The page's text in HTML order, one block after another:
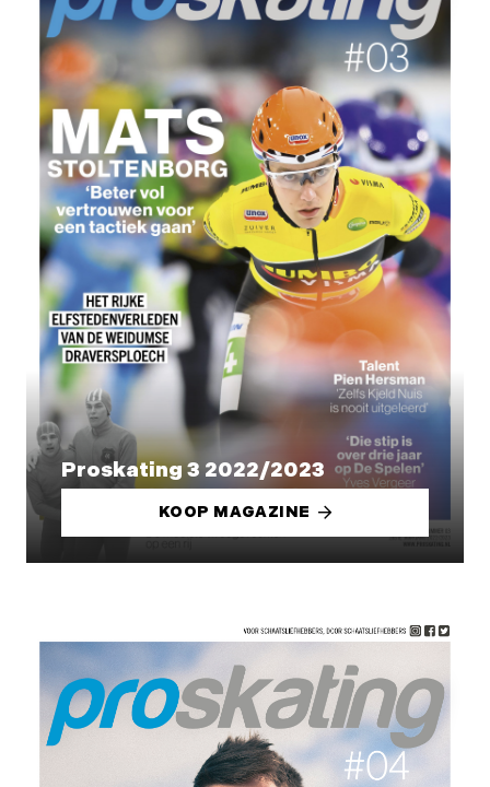
Proskating 3 2022/2023
KOOP MAGAZINE